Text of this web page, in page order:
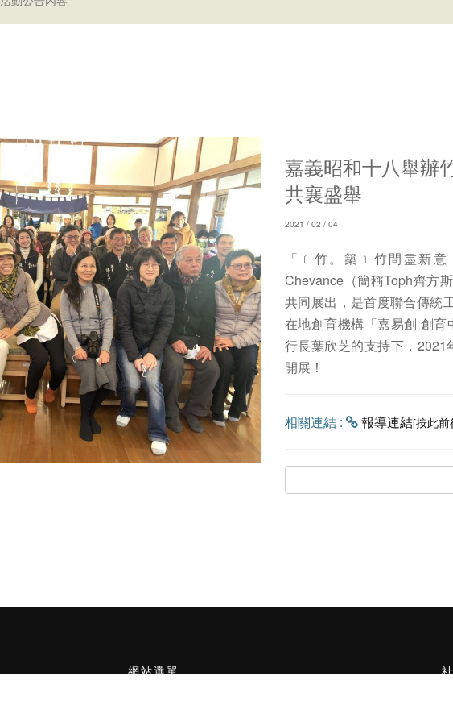
嘉義昭和十八舉辦
共襄盛舉
2021 / 02 / 04
「﹝竹。築﹞竹間盡新
Chevance（簡稱Toph齊方
共同展出，是首度聯合傳統
在地創育機構「嘉易創 創
行長葉欣芝的支持下，
開展！
相關連結 : 報導連結[按此前
網站選單